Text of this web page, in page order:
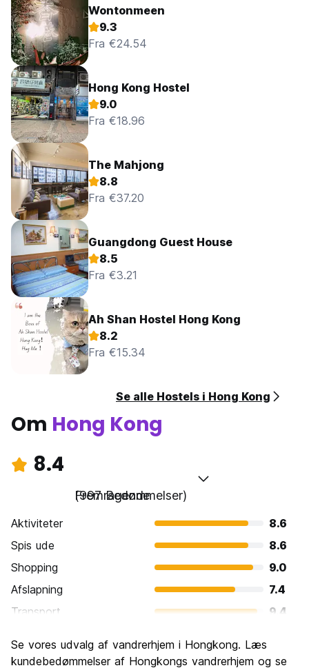
Wontonmeen
9.3
Fra €24.54
Hong Kong Hostel
9.0
Fra €18.96
The Mahjong
8.8
Fra €37.20
Guangdong Guest House
8.5
Fra €3.21
Ah Shan Hostel Hong Kong
8.2
Fra €15.34
Se alle Hostels i Hong Kong
Om Hong Kong
8.4
Fremragende
(997 Bedømmelser)
Aktiviteter
8.6
Spis ude
8.6
Shopping
9.0
Afslapning
7.4
Transport
9.4
Kultur
8.1
Se vores udvalg af vandrerhjem i Hongkong. Læs
kundebedømmelser af Hongkongs vandrerhjem og se